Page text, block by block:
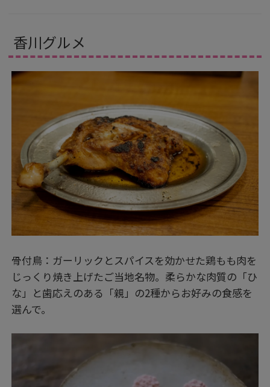
香川グルメ
骨付鳥：ガーリックとスパイスを効かせた鶏もも肉を
じっくり焼き上げたご当地名物。柔らかな肉質の「ひ
な」と歯応えのある「親」の2種からお好みの食感を
選んで。